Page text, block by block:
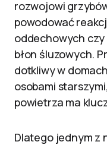
rozwojowi
powodować
oddechowych czy
błon śluzowych.
dotkliwy w
osobami
powietrza ma
Dlatego jednym z